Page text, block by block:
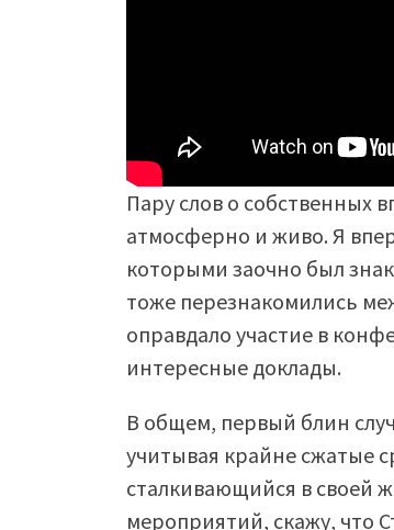
Пару слов о собственных
атмосферно и живо. Я
которыми заочно был
тоже перезнакомились
оправдало участие в
интересные доклады.
В общем, первый блин
учитывая крайне сжатые
сталкивающийся в своей
мероприятий, скажу, что